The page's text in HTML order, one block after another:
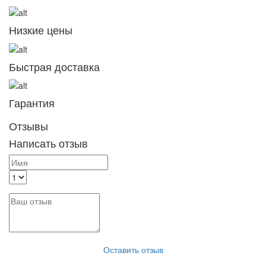
Низкие цены
Быстрая доставка
Гарантия
Отзывы
Написать отзыв
Оставить отзыв